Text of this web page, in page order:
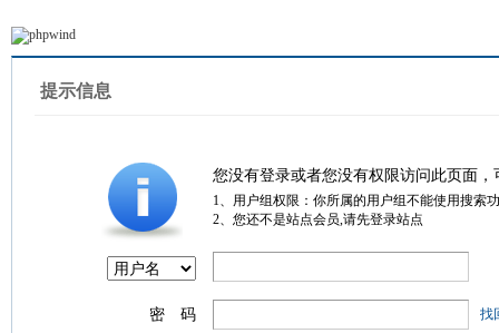
提示信息
您没有登录或者您没有权限访问此页面
1、用户组权限：你所属的用户组不能使用搜索
2、您还不是站点会员,请先登录站点
密 码 找